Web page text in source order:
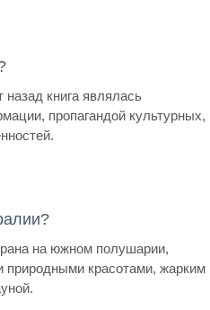
книга являлась
пропагандой культурных,
на южном полушарии,
природными красотами, жарким